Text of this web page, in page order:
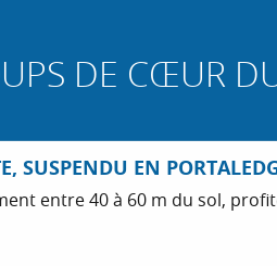
DE CŒUR
SUSPENDU EN
entre 40 à 60 m du sol,